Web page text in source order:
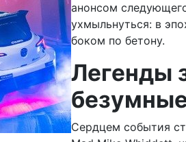
анонсом
ухмыльнуться: в
боком по бетону.
Легенды
Сердцем события